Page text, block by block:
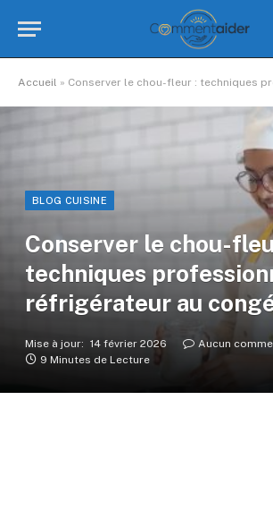
Accueil » Conserver le chou-fleur : techniques professionnelles
BLOG CUISINE
Conserver le chou-
techniques
réfrigérateur au
Mise à jour: 14 février 2026
Aucun
9 Minutes de Lecture